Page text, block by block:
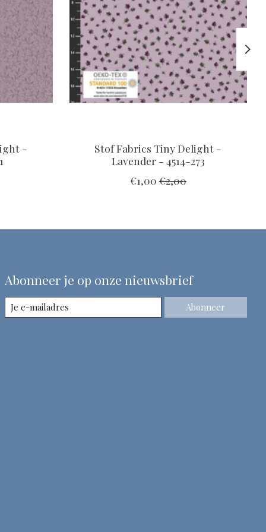
-
Stof Fabrics Tiny Delight -
Lavender - 4514-273
€1,00 €2,00
Abonneer je op onze nieuwsbrief
Abonneer